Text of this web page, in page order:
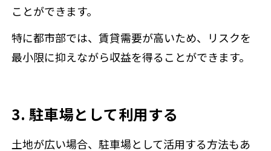
ことができます。
特に都市部では、賃貸需要が高いため、リスクを
最小限に抑えながら収益を得ることができます。
3. 駐車場として利用する
土地が広い場合、駐車場として活用する方法もあ